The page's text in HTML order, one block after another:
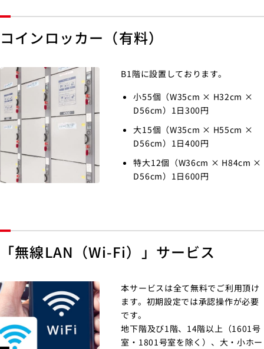
コインロッカー（有料）
B1階に設置しております。
小55個（W35cm × H32cm ×
D56cm）1日300円
大15個（W35cm × H55cm ×
D56cm）1日400円
特大12個（W36cm × H84cm ×
D56cm）1日600円
「無線LAN（Wi-Fi）」サービス
本サービスは全て無料でご利用頂け
ます。初期設定では承認操作が必要
です。
地下階及び1階、14階以上（1601号
室・1801号室を除く）、大・小ホー